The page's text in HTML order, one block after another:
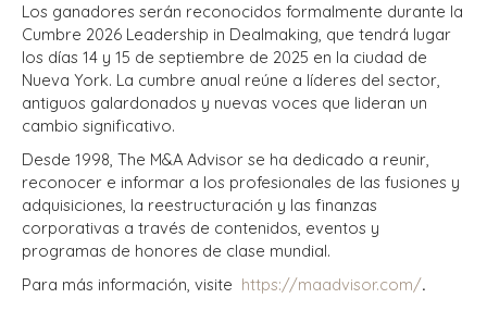
Los ganadores serán reconocidos formalmente durante la
Cumbre 2026 Leadership in Dealmaking, que tendrá lugar
los días 14 y 15 de septiembre de 2025 en la ciudad de
Nueva York. La cumbre anual reúne a líderes del sector,
antiguos galardonados y nuevas voces que lideran un
cambio significativo.
Desde 1998, The M&A Advisor se ha dedicado a reunir,
reconocer e informar a los profesionales de las fusiones y
adquisiciones, la reestructuración y las finanzas
corporativas a través de contenidos, eventos y
programas de honores de clase mundial.
Para más información, visite https://maadvisor.com/.